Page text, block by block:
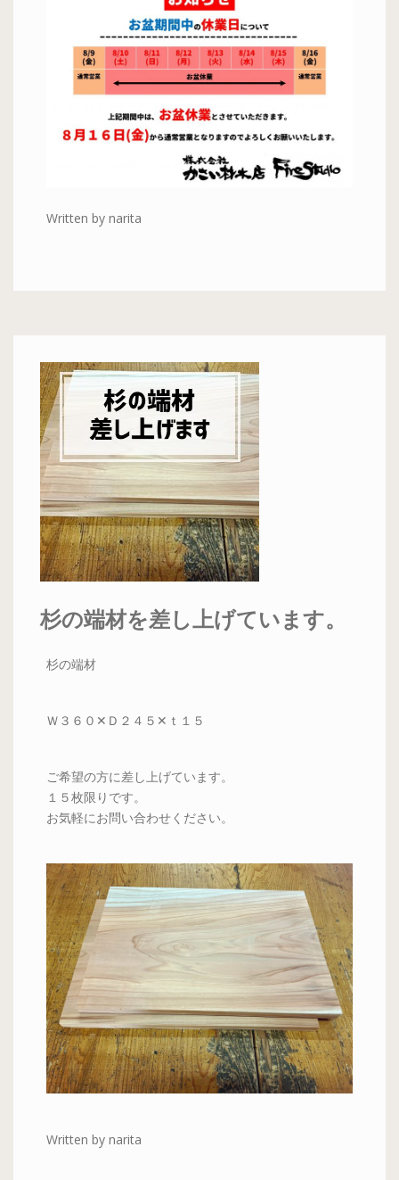
Written by narita
杉の端材を差し上げています。
杉の端材
Ｗ３６０✕Ｄ２４５✕ｔ１５
ご希望の方に差し上げています。
１５枚限りです。
お気軽にお問い合わせください。
Written by narita